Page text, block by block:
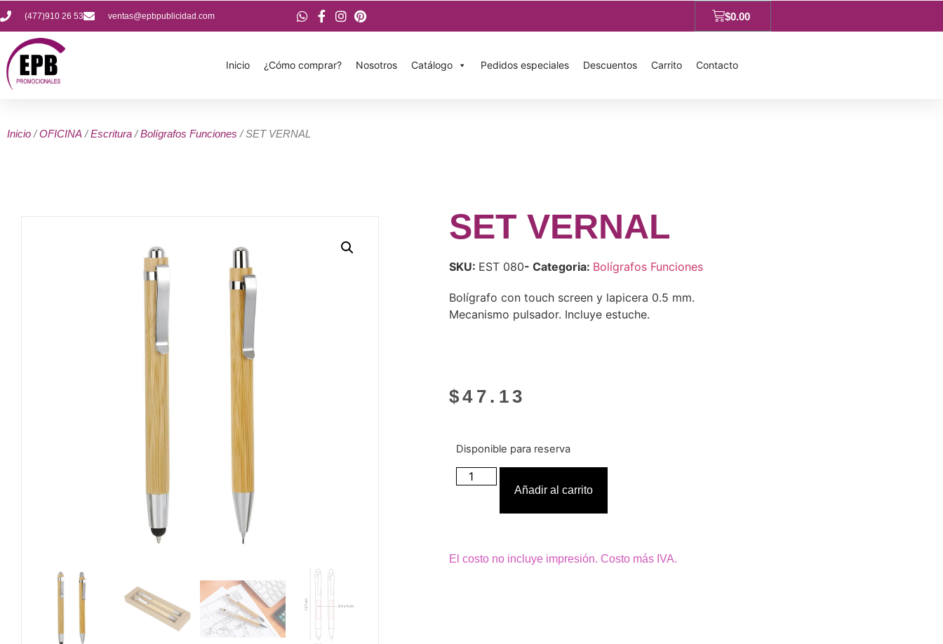
(477)910 26 53 ventas@epbpublicidad.com $0.00
Inicio ¿Cómo comprar? Nosotros Catálogo Pedidos especiales Descuentos Carrito Contacto
Inicio /OFICINA /Escritura /Bolígrafos Funciones / SET VERNAL
SET VERNAL
SKU: EST 080- Categoria: Bolígrafos Funciones
Bolígrafo con touch screen y lapicera 0.5 mm.
Mecanismo pulsador. Incluye estuche.
$47.13
Disponible para reserva
Añadir al carrito
El costo no incluye impresión. Costo más IVA.